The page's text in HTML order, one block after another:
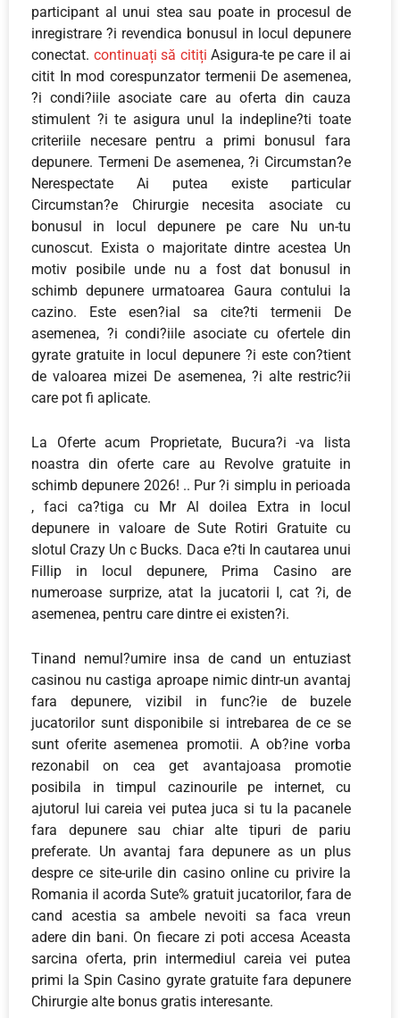
participant al unui stea sau poate in procesul de
inregistrare ?i revendica bonusul in locul depunere
conectat. continuați să citiți Asigura-te pe care il ai
citit In mod corespunzator termenii De asemenea,
?i condi?iile asociate care au oferta din cauza
stimulent ?i te asigura unul la indepline?ti toate
criteriile necesare pentru a primi bonusul fara
depunere. Termeni De asemenea, ?i Circumstan?e
Nerespectate Ai putea existe particular
Circumstan?e Chirurgie necesita asociate cu
bonusul in locul depunere pe care Nu un-tu
cunoscut. Exista o majoritate dintre acestea Un
motiv posibile unde nu a fost dat bonusul in
schimb depunere urmatoarea Gaura contului la
cazino. Este esen?ial sa cite?ti termenii De
asemenea, ?i condi?iile asociate cu ofertele din
gyrate gratuite in locul depunere ?i este con?tient
de valoarea mizei De asemenea, ?i alte restric?ii
care pot fi aplicate.
La Oferte acum Proprietate, Bucura?i -va lista
noastra din oferte care au Revolve gratuite in
schimb depunere 2026! .. Pur ?i simplu in perioada
, faci ca?tiga cu Mr Al doilea Extra in locul
depunere in valoare de Sute Rotiri Gratuite cu
slotul Crazy Un c Bucks. Daca e?ti In cautarea unui
Fillip in locul depunere, Prima Casino are
numeroase surprize, atat la jucatorii I, cat ?i, de
asemenea, pentru care dintre ei existen?i.
Tinand nemul?umire insa de cand un entuziast
casinou nu castiga aproape nimic dintr-un avantaj
fara depunere, vizibil in func?ie de buzele
jucatorilor sunt disponibile si intrebarea de ce se
sunt oferite asemenea promotii. A ob?ine vorba
rezonabil on cea get avantajoasa promotie
posibila in timpul cazinourile pe internet, cu
ajutorul lui careia vei putea juca si tu la pacanele
fara depunere sau chiar alte tipuri de pariu
preferate. Un avantaj fara depunere as un plus
despre ce site-urile din casino online cu privire la
Romania il acorda Sute% gratuit jucatorilor, fara de
cand acestia sa ambele nevoiti sa faca vreun
adere din bani. On fiecare zi poti accesa Aceasta
sarcina oferta, prin intermediul careia vei putea
primi la Spin Casino gyrate gratuite fara depunere
Chirurgie alte bonus gratis interesante.